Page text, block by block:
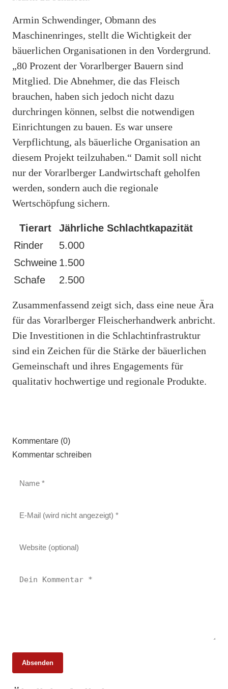
Armin Schwendinger, Obmann des
Maschinenringes, stellt die Wichtigkeit der
bäuerlichen Organisationen in den Vordergrund.
„80 Prozent der Vorarlberger Bauern sind
Mitglied. Die Abnehmer, die das Fleisch
brauchen, haben sich jedoch nicht dazu
durchringen können, selbst die notwendigen
Einrichtungen zu bauen. Es war unsere
Verpflichtung, als bäuerliche Organisation an
diesem Projekt teilzuhaben.“ Damit soll nicht
nur der Vorarlberger Landwirtschaft geholfen
werden, sondern auch die regionale
Wertschöpfung sichern.
Tierart
Jährliche Schlachtkapazität
Rinder
5.000
Schweine 1.500
Schafe
2.500
Zusammenfassend zeigt sich, dass eine neue Ära
für das Vorarlberger Fleischerhandwerk anbricht.
Die Investitionen in die Schlachtinfrastruktur
sind ein Zeichen für die Stärke der bäuerlichen
Gemeinschaft und ihres Engagements für
qualitativ hochwertige und regionale Produkte.
Kommentare (0)
Kommentar schreiben
Absenden